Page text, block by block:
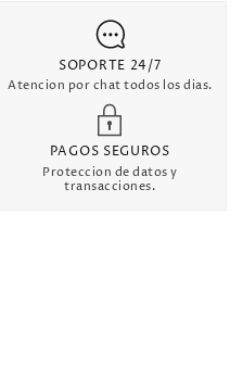
SOPORTE 24/7
Atencion por chat todos los dias.
PAGOS SEGUROS
Proteccion de datos y
transacciones.